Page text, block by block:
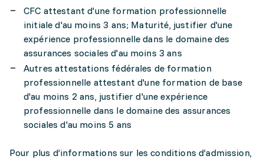
CFC attestant d'une formation professionnelle
initiale d'au moins 3 ans; Maturité, justifier d'une
expérience professionnelle dans le domaine des
assurances sociales d'au moins 3 ans
Autres attestations fédérales de formation
professionnelle attestant d'une formation de base
d'au moins 2 ans, justifier d'une expérience
professionnelle dans le domaine des assurances
sociales d'au moins 5 ans
Pour plus d’informations sur les conditions d’admission,